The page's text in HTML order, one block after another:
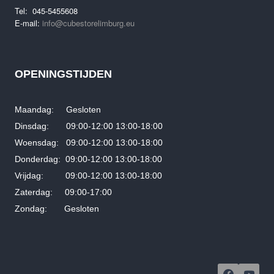
Tel: 045-5455608
E-mail: info@cubestorelimburg.eu
OPENINGSTIJDEN
Maandag: Gesloten
Dinsdag: 09:00-12:00 13:00-18:00
Woensdag: 09:00-12:00 13:00-18:00
Donderdag: 09:00-12:00 13:00-18:00
Vrijdag: 09:00-12:00 13:00-18:00
Zaterdag: 09:00-17:00
Zondag: Gesloten